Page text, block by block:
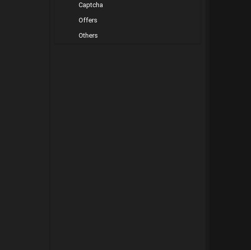
Captcha
Offers
Others